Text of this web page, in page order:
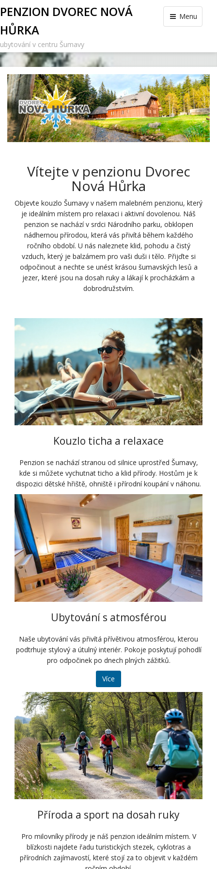
Menu
PENZION DVOREC NOVÁ
HŮRKA
ubytování v centru Šumavy
Vítejte v penzionu Dvorec
Nová Hůrka
Objevte kouzlo Šumavy v našem malebném penzionu, který
je ideálním místem pro relaxaci i aktivní dovolenou. Náš
penzion se nachází v srdci Národního parku, obklopen
nádhernou přírodou, která vás přivítá během každého
ročního období. U nás naleznete klid, pohodu a čistý
vzduch, který je balzámem pro vaši duši i tělo. Přijďte si
odpočinout a nechte se unést krásou šumavských lesů a
jezer, které jsou na dosah ruky a lákají k procházkám a
dobrodružstvím.
Kouzlo ticha a relaxace
Penzion se nachází stranou od silnice uprostřed Šumavy,
kde si můžete vychutnat ticho a klid přírody. Hostům je k
dispozici dětské hřiště, ohniště i přírodní koupání v náhonu.
Ubytování s atmosférou
Naše ubytování vás přivítá přívětivou atmosférou, kterou
podtrhuje stylový a útulný interiér. Pokoje poskytují pohodlí
pro odpočinek po dnech plných zážitků.
Více
Příroda a sport na dosah ruky
Pro milovníky přírody je náš penzion ideálním místem. V
blízkosti najdete řadu turistických stezek, cyklotras a
přírodních zajímavostí, které stojí za to objevit v každém